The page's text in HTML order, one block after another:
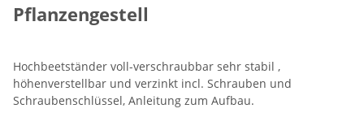
Pflanzengestell
Hochbeetständer voll-verschraubbar sehr stabil ,
höhenverstellbar und verzinkt incl. Schrauben und
Schraubenschlüssel, Anleitung zum Aufbau.